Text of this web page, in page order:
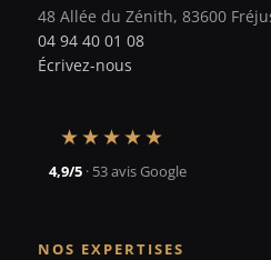
48 Allée du Zénith, 83600
04 94 40 01 08
Écrivez-nous
★★★★★
4,9/5 · 53 avis Google
NOS EXPERTISES